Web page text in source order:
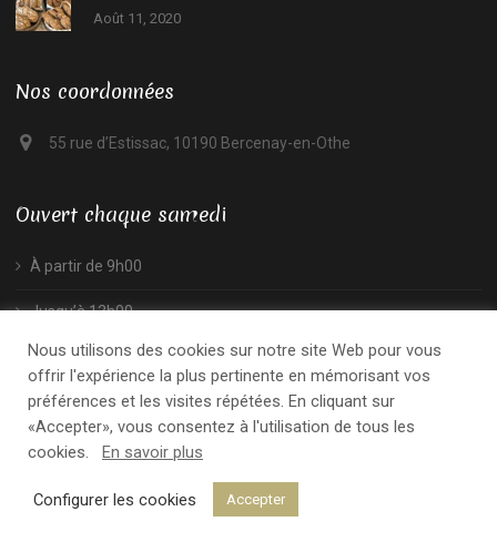
Août 11, 2020
Nos coordonnées
55 rue d’Estissac, 10190 Bercenay-en-Othe
Ouvert chaque samedi
À partir de 9h00
Jusqu’à 13h00
© 2019 - Ferme de l'ancre. Tous droits réservés.
Nous utilisons des cookies sur notre site Web pour vous
offrir l'expérience la plus pertinente en mémorisant vos
préférences et les visites répétées. En cliquant sur
«Accepter», vous consentez à l'utilisation de tous les
cookies.
En savoir plus
Configurer les cookies Accepter